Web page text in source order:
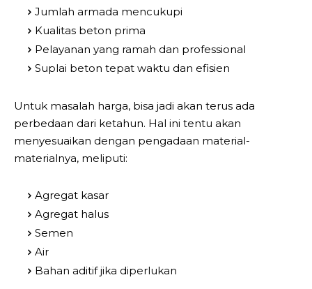
Jumlah armada mencukupi
Kualitas beton prima
Pelayanan yang ramah dan professional
Suplai beton tepat waktu dan efisien
Untuk masalah harga, bisa jadi akan terus ada
perbedaan dari ketahun. Hal ini tentu akan
menyesuaikan dengan pengadaan material-
materialnya, meliputi:
Agregat kasar
Agregat halus
Semen
Air
Bahan aditif jika diperlukan